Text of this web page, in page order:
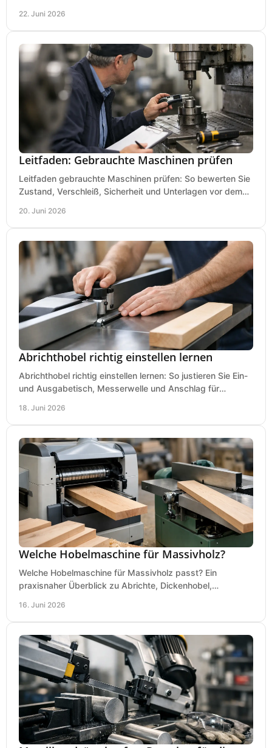
22. Juni 2026
Leitfaden: Gebrauchte Maschinen prüfen
Leitfaden gebrauchte Maschinen prüfen: So bewerten Sie
Zustand, Verschleiß, Sicherheit und Unterlagen vor dem
20. Juni 2026
Abrichthobel richtig einstellen lernen
Abrichthobel richtig einstellen lernen: So justieren Sie Ein-
und Ausgabetisch, Messerwelle und Anschlag für
18. Juni 2026
Welche Hobelmaschine für Massivholz?
Welche Hobelmaschine für Massivholz passt? Ein
praxisnaher Überblick zu Abrichte, Dickenhobel,
16. Juni 2026